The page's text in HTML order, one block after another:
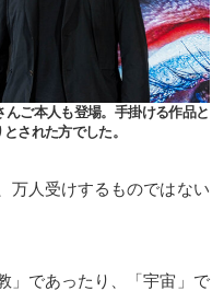
ご本人も登場。手掛ける作品と
された方でした。
万人受けするものではない
」であったり、「宇宙」で